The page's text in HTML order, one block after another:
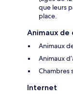
que leurs
place.
Animaux de
Animaux
Animaux
Chambres
Internet